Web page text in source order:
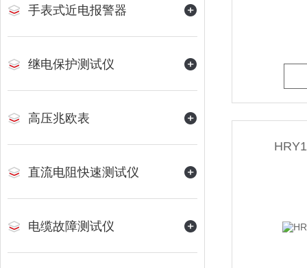
手表式近电报警器
继电保护测试仪
高压兆欧表
直流电阻快速测试仪
电缆故障测试仪